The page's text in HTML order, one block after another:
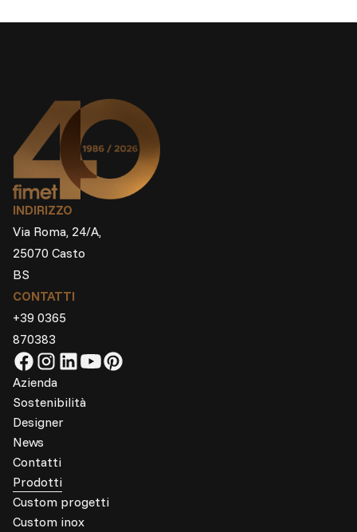
INDIRIZZO
Via Roma, 24/A,
25070 Casto
BS
CONTATTI
+39 0365
870383
Azienda
Sostenibilità
Designer
News
Contatti
Prodotti
Custom progetti
Custom inox